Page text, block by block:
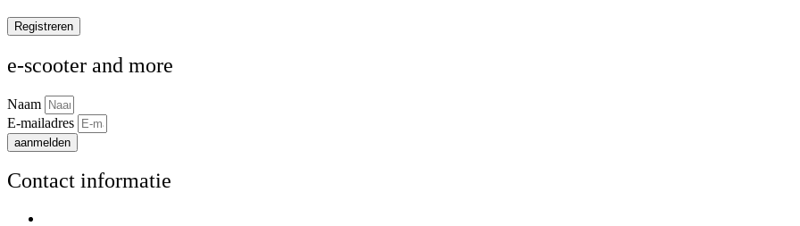
Registreren
e-scooter and more
Naam
E-mailadres
aanmelden
Contact informatie